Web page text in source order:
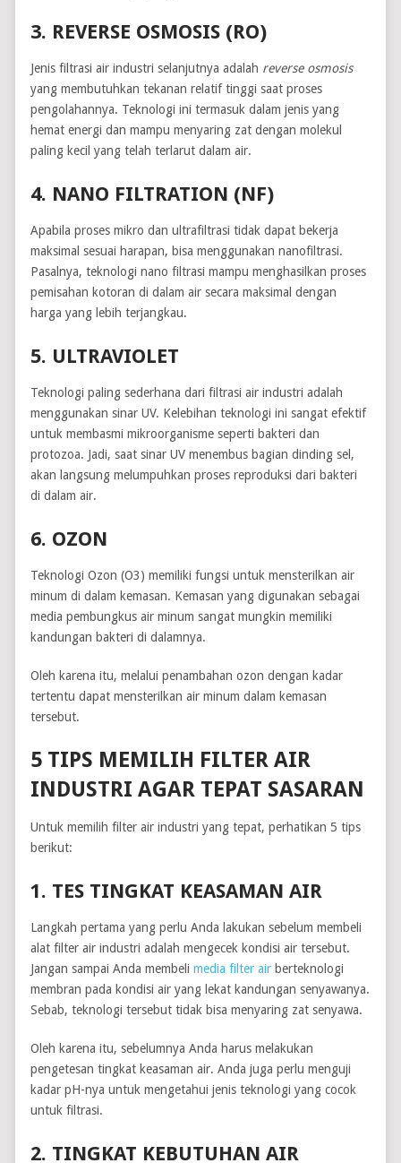
3. REVERSE OSMOSIS (RO)
Jenis filtrasi air industri selanjutnya adalah reverse osmosis
yang membutuhkan tekanan relatif tinggi saat proses
pengolahannya. Teknologi ini termasuk dalam jenis yang
hemat energi dan mampu menyaring zat dengan molekul
paling kecil yang telah terlarut dalam air.
4. NANO FILTRATION (NF)
Apabila proses mikro dan ultrafiltrasi tidak dapat bekerja
maksimal sesuai harapan, bisa menggunakan nanofiltrasi.
Pasalnya, teknologi nano filtrasi mampu menghasilkan proses
pemisahan kotoran di dalam air secara maksimal dengan
harga yang lebih terjangkau.
5. ULTRAVIOLET
Teknologi paling sederhana dari filtrasi air industri adalah
menggunakan sinar UV. Kelebihan teknologi ini sangat efektif
untuk membasmi mikroorganisme seperti bakteri dan
protozoa. Jadi, saat sinar UV menembus bagian dinding sel,
akan langsung melumpuhkan proses reproduksi dari bakteri
di dalam air.
6. OZON
Teknologi Ozon (O3) memiliki fungsi untuk mensterilkan air
minum di dalam kemasan. Kemasan yang digunakan sebagai
media pembungkus air minum sangat mungkin memiliki
kandungan bakteri di dalamnya.
Oleh karena itu, melalui penambahan ozon dengan kadar
tertentu dapat mensterilkan air minum dalam kemasan
tersebut.
5 TIPS MEMILIH FILTER AIR
INDUSTRI AGAR TEPAT SASARAN
Untuk memilih filter air industri yang tepat, perhatikan 5 tips
berikut:
1. TES TINGKAT KEASAMAN AIR
Langkah pertama yang perlu Anda lakukan sebelum membeli
alat filter air industri adalah mengecek kondisi air tersebut.
Jangan sampai Anda membelimedia filter air berteknologi
membran pada kondisi air yang lekat kandungan senyawanya.
Sebab, teknologi tersebut tidak bisa menyaring zat senyawa.
Oleh karena itu, sebelumnya Anda harus melakukan
pengetesan tingkat keasaman air. Anda juga perlu menguji
kadar pH-nya untuk mengetahui jenis teknologi yang cocok
untuk filtrasi.
2. TINGKAT KEBUTUHAN AIR